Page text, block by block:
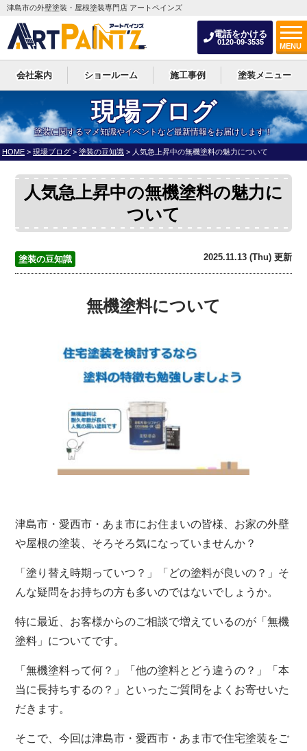
電話をかける
0120-09-3535
MENU
津島市の外壁塗装・屋根塗装専門店 アートペインズ
会社案内 ショールーム 施工事例 塗装メニュー
現場ブログ
塗装に関するマメ知識やイベントなど最新情報をお届けします！
HOME > 現場ブログ > 塗装の豆知識 > 人気急上昇中の無機塗料の魅力について
人気急上昇中の無機塗料の魅力に
ついて
塗装の豆知識 2025.11.13 (Thu) 更新
無機塗料について
津島市・愛西市・あま市にお住まいの皆様、お家の外壁
や屋根の塗装、そろそろ気になっていませんか？
「塗り替え時期っていつ？」「どの塗料が良いの？」そ
んな疑問をお持ちの方も多いのではないでしょうか。
特に最近、お客様からのご相談で増えているのが「無機
塗料」についてです。
「無機塗料って何？」「他の塗料とどう違うの？」「本
当に長持ちするの？」といったご質問をよくお寄せいた
だきます。
そこで、今回は津島市・愛西市・あま市で住宅塗装をご